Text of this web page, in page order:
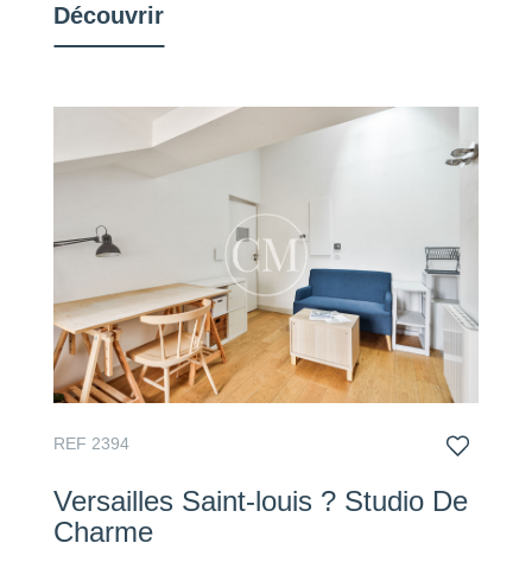
Découvrir
REF 2394
Versailles Saint-louis ? Studio De
Charme